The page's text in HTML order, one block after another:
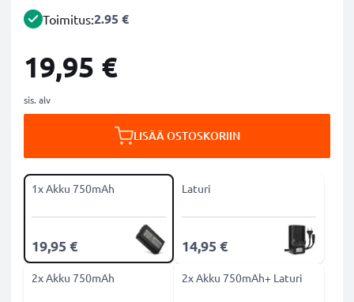
Toimitus:2.95 €
19,95 €
sis. alv
LISÄÄ OSTOSKORIIN
1x Akku 750mAh
19,95 €
Laturi
14,95 €
2x Akku 750mAh 2x Akku 750mAh+ Laturi